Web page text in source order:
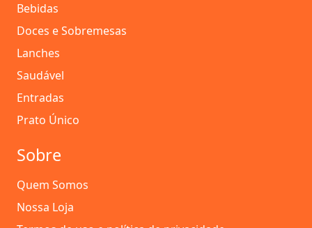
Bebidas
Doces e Sobremesas
Lanches
Saudável
Entradas
Prato Único
Sobre
Quem Somos
Nossa Loja